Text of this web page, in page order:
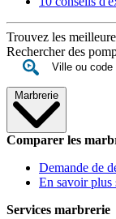
Trouvez les
Rechercher des
Marbrerie
Comparer les
Demande de
En savoir plus
Services marbrerie